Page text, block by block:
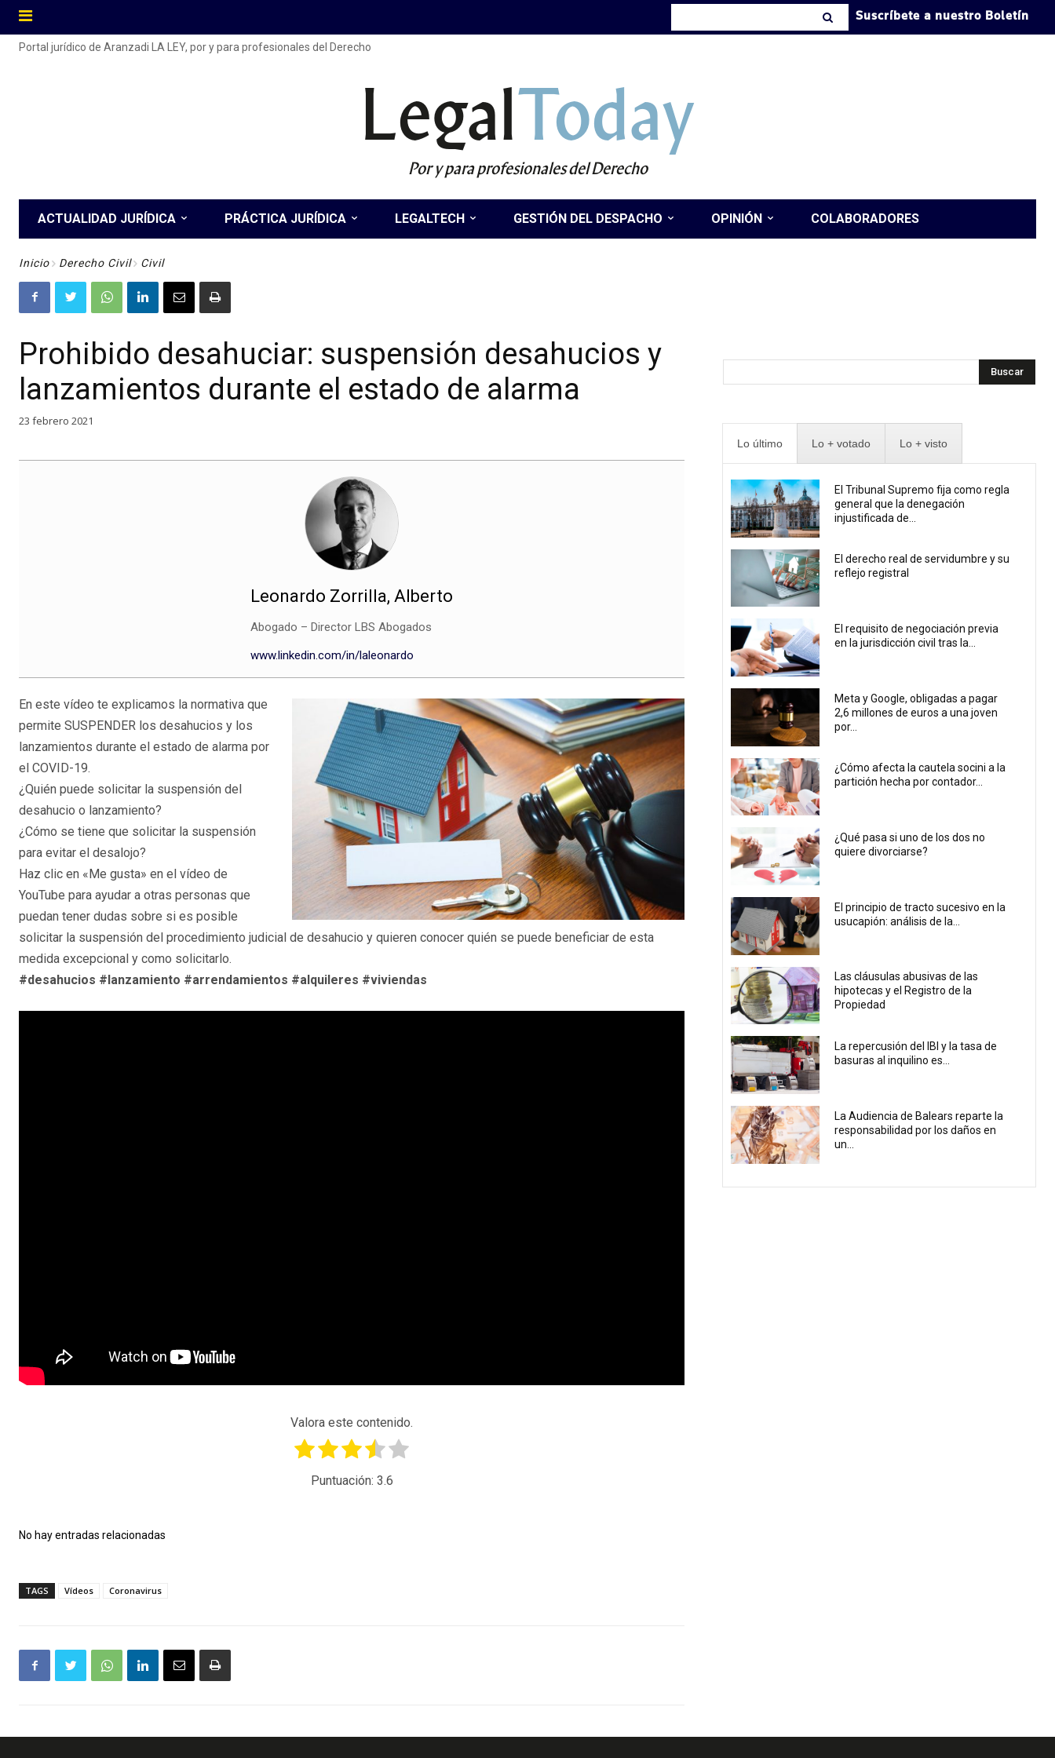
Suscríbete a nuestro Boletín
Portal jurídico de Aranzadi LA LEY, por y para profesionales del Derecho
LegalToday
Por y para profesionales del Derecho
ACTUALIDAD JURÍDICA PRÁCTICA JURÍDICA LEGALTECH GESTIÓN DEL DESPACHO OPINIÓN COLABORADORES
Inicio Derecho Civil Civil
Prohibido desahuciar: suspensión desahucios y
lanzamientos durante el estado de alarma
23 febrero 2021
Leonardo Zorrilla, Alberto
Abogado – Director LBS Abogados
www.linkedin.com/in/laleonardo
En este vídeo te explicamos la normativa que
permite SUSPENDER los desahucios y los
lanzamientos durante el estado de alarma por
el COVID-19.
¿Quién puede solicitar la suspensión del
desahucio o lanzamiento?
¿Cómo se tiene que solicitar la suspensión
para evitar el desalojo?
Haz clic en «Me gusta» en el vídeo de
YouTube para ayudar a otras personas que
puedan tener dudas sobre si es posible
solicitar la suspensión del procedimiento judicial de desahucio y quieren conocer quién se puede beneficiar de esta
medida excepcional y como solicitarlo.
#desahucios #lanzamiento #arrendamientos #alquileres #viviendas
Valora este contenido.
Puntuación: 3.6
No hay entradas relacionadas
TAGS Vídeos Coronavirus
Buscar
Lo último Lo + votado Lo + visto
El Tribunal Supremo fija como regla
general que la denegación
injustificada de...
El derecho real de servidumbre y su
reflejo registral
El requisito de negociación previa
en la jurisdicción civil tras la...
Meta y Google, obligadas a pagar
2,6 millones de euros a una joven
por...
¿Cómo afecta la cautela socini a la
partición hecha por contador...
¿Qué pasa si uno de los dos no
quiere divorciarse?
El principio de tracto sucesivo en la
usucapión: análisis de la...
Las cláusulas abusivas de las
hipotecas y el Registro de la
Propiedad
La repercusión del IBI y la tasa de
basuras al inquilino es...
La Audiencia de Balears reparte la
responsabilidad por los daños en
un...